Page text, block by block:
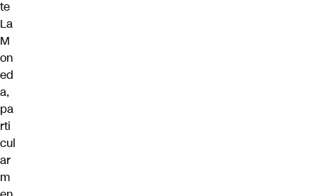
te
La
M
on
ed
a,
pa
rti
cul
ar
m